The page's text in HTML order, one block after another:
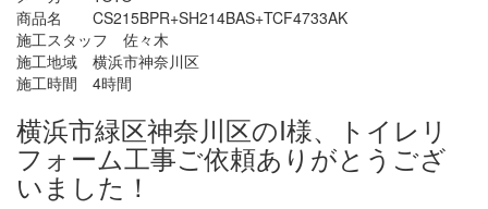
商品名 CS215BPR+SH214BAS+TCF4733AK
施工スタッフ 佐々木
施工地域 横浜市神奈川区
施工時間 4時間
横浜市緑区神奈川区のI様、トイレリ
フォーム工事ご依頼ありがとうござ
いました！